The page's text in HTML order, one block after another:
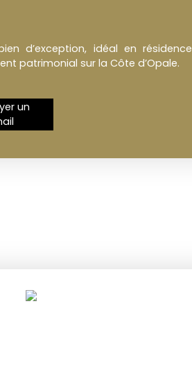
d’exception, idéal en résidence
patrimonial sur la Côte d’Opale.
un